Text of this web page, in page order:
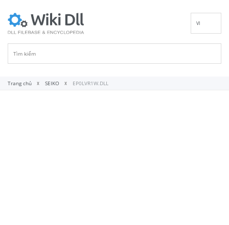
VI
Trang chủ SEIKO EP0LVR1W.DLL